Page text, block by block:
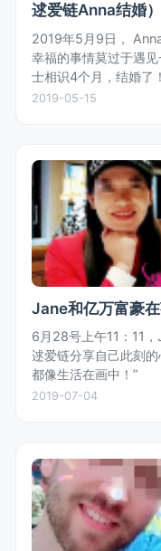
逑爱链Anna结婚）
2019年5月9日，
幸福的事情莫过于遇
士相识4个月，结婚了
时，齐体为女士欢呼
2019-05-15
Jane和亿万富豪
6月28号上午11：11
逑爱链分享自己此刻
都像生活在画中！”
2019-07-04